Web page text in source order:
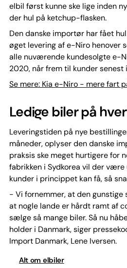
elbil først kunne ske lige inden
der hul på ketchup-flasken.
Den danske importør har fået
øget levering af e-Niro henover
alle nuværende kundesolgte e-
2020, når frem til kunder senest
Se mere: Kia e-Niro - mere fart
Ledige biler på
Leveringstiden på nye
måneder, oplyser den danske
praksis ske meget hurtigere for
fabrikken i Sydkorea vil der
kunder i princippet kan få, så
- Vi fornemmer, at den gunstige
at nogle lande er hårdt ramt af
sælge så mange biler. Så nu
holder i Danmark, siger
Import Danmark, Lene Iversen.
Alt om elbiler